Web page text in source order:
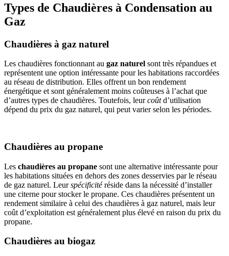
Types de Chaudières à Condensation au
Gaz
Chaudières à gaz naturel
Les chaudières fonctionnant au gaz naturel sont très répandues et
représentent une option intéressante pour les habitations raccordées
au réseau de distribution. Elles offrent un bon rendement
énergétique et sont généralement moins coûteuses à l’achat que
d’autres types de chaudières. Toutefois, leurcoûtd’utilisation
dépend du prix du gaz naturel, qui peut varier selon les périodes.
Chaudières au propane
Les chaudières au propane sont une alternative intéressante pour
les habitations situées en dehors des zones desservies par le réseau
de gaz naturel. Leurspécificitéréside dans la nécessité d’installer
une citerne pour stocker le propane. Ces chaudières présentent un
rendement similaire à celui des chaudières à gaz naturel, mais leur
coût d’exploitation est généralement plus élevé en raison du prix du
propane.
Chaudières au biogaz